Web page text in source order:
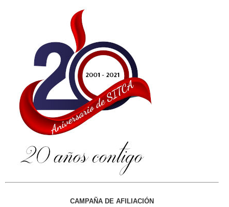
CAMPAÑA DE AFILIACIÓN